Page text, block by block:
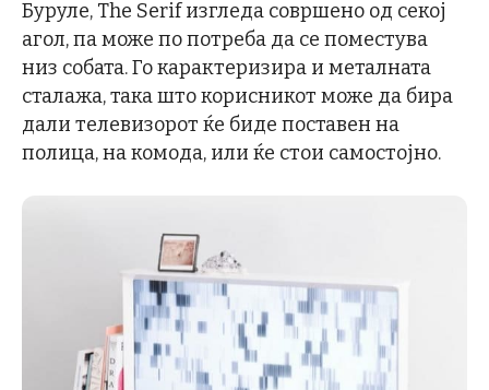
Буруле, The Serif изгледа совршено од секој
агол, па може по потреба да се поместува
низ собата. Го карактеризира и металната
сталажа, така што корисникот може да бира
дали телевизорот ќе биде поставен на
полица, на комода, или ќе стои самостојно.